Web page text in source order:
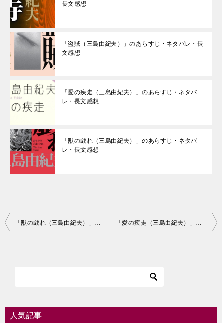
長文感想
「盗賊（三島由紀夫）」のあらすじ・ネタバレ・長
文感想
「愛の疾走（三島由紀夫）」のあらすじ・ネタバ
レ・長文感想
「獣の戯れ（三島由紀夫）」のあらすじ・ネタバ
レ・長文感想
投
シ
「獣の戯れ（三島由紀夫）」のあらすじ・ネタバレ・長文感想 「愛の疾走（三島由紀夫）」のあらすじ・ネタバレ・長文感想
人気記事